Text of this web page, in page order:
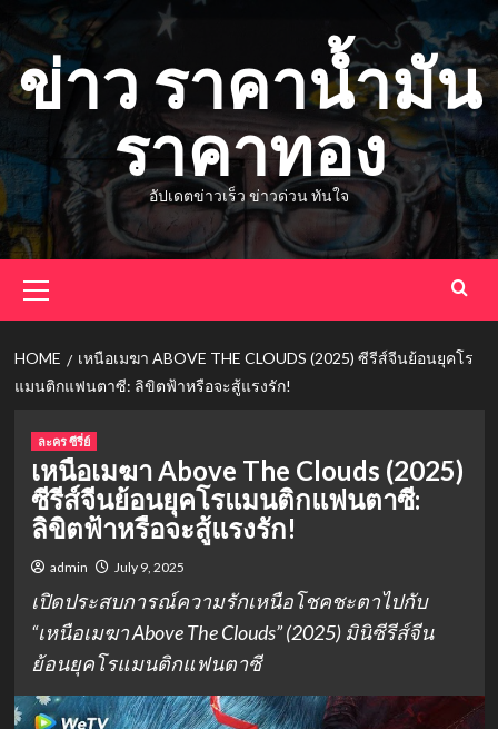
to
content
ข่าว ราคาน้ำมัน
ราคาทอง
อัปเดตข่าวเร็ว ข่าวด่วน ทันใจ
Menu
HOME
เหนือเมฆา ABOVE THE CLOUDS (2025) ซีรีส์จีนย้อนยุคโร
แมนติกแฟนตาซี: ลิขิตฟ้าหรือจะสู้แรงรัก!
ละคร ซีรี่ย์
เหนือเมฆา Above The Clouds (2025)
ซีรีส์จีนย้อนยุคโรแมนติกแฟนตาซี:
ลิขิตฟ้าหรือจะสู้แรงรัก!
admin July 9, 2025
เปิดประสบการณ์ความรักเหนือโชคชะตาไปกับ
“เหนือเมฆา Above The Clouds” (2025) มินิซีรีส์จีน
ย้อนยุคโรแมนติกแฟนตาซี